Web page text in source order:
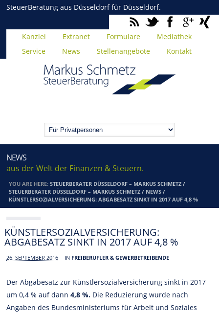
SteuerBeratung aus Düsseldorf für Düsseldorf.
Kanzlei Extranet Formulare
Mediathek
Service
News Stellenangebote Kontakt
NEWS
aus der Welt der Finanzen & Steuern.
YOU ARE HERE:STEUERBERATER DÜSSELDORF – MARKUS SCHMETZ /
STEUERBERATER DÜSSELDORF – MARKUS SCHMETZ / NEWS /
KÜNSTLERSOZIALVERSICHERUNG: ABGABESATZ SINKT IN 2017 AUF 4,8 %
KÜNSTLERSOZIALVERSICHERUNG:
ABGABESATZ SINKT IN 2017 AUF 4,8 %
26. SEPTEMBER 2016 IN FREIBERUFLER & GEWERBETREIBENDE
Der Abgabesatz zur Künstlersozialversicherung sinkt in 2017
um 0,4 % auf dann4,8 %. Die Reduzierung wurde nach
Angaben des Bundesministeriums für Arbeit und Soziales